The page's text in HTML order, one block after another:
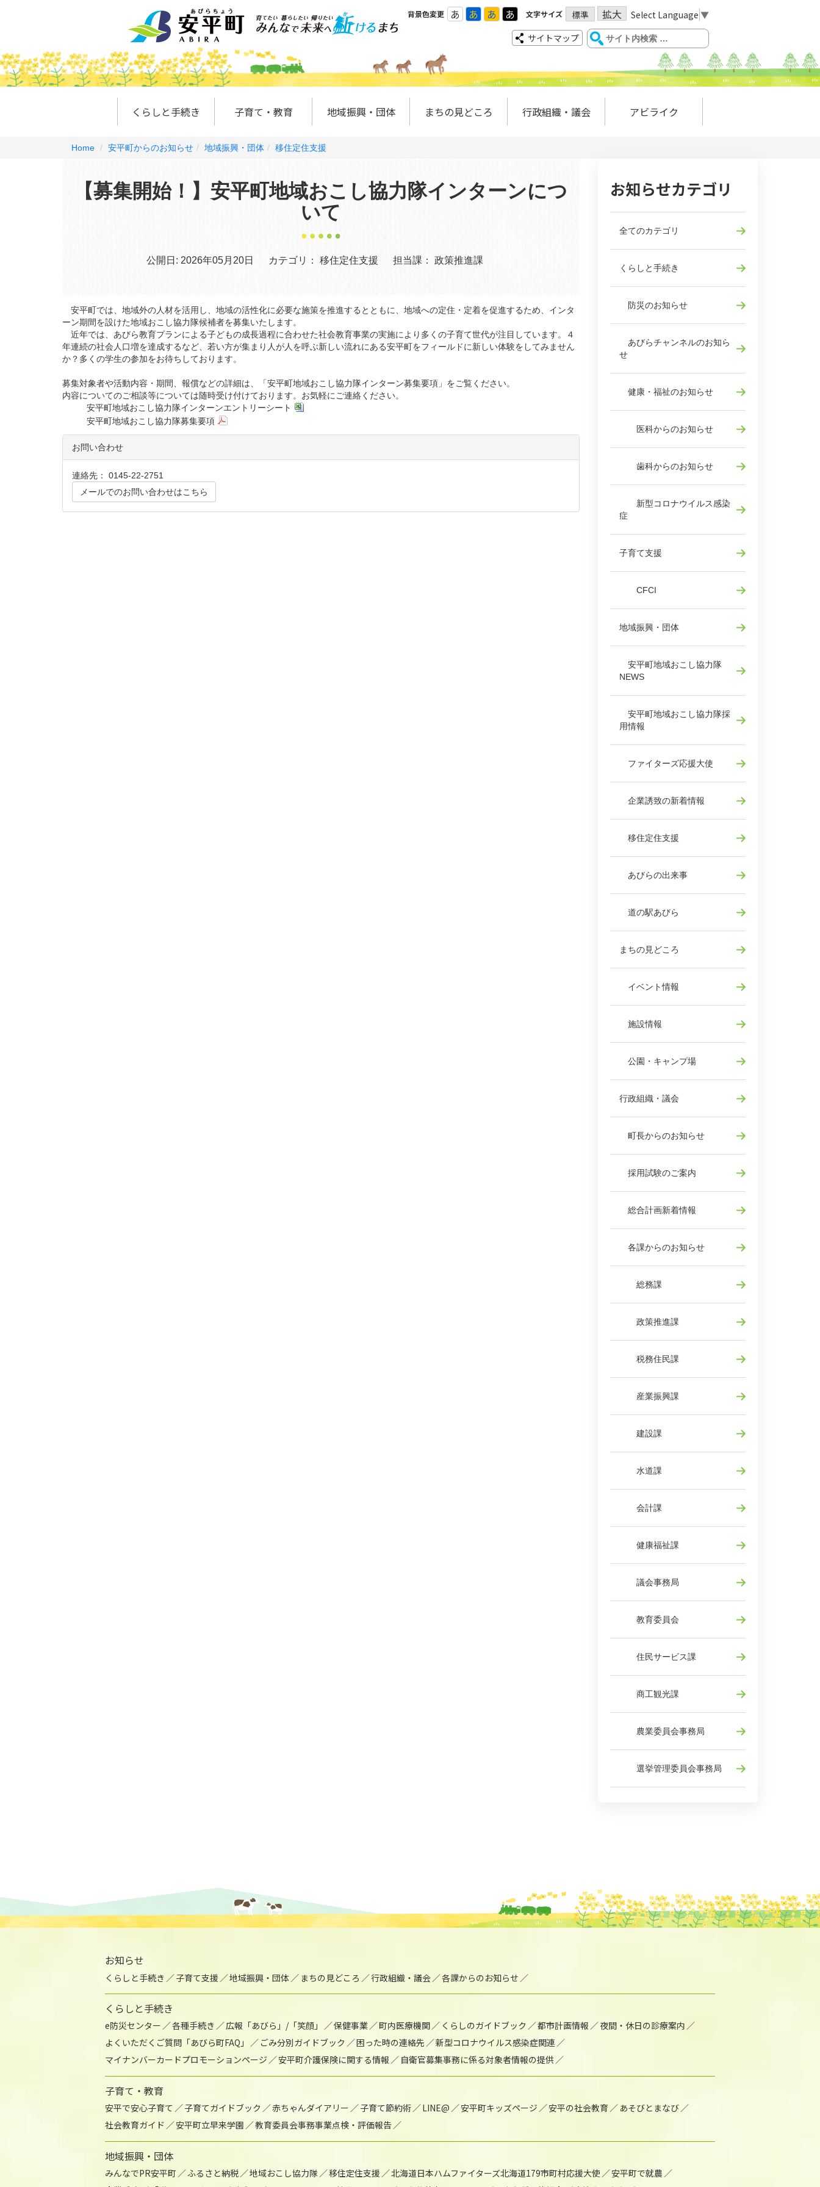
背景色変更 あ あ あ あ 文字サイズ 標準 拡大 Select Language ▼
サイトマップ
くらしと手続き 子育て・教育 地域振興・団体 まちの見どころ 行政組織・議会 アビライク
Home 安平町からのお知らせ 地域振興・団体 移住定住支援
【募集開始！】安平町地域おこし協力隊インターンにつ
いて
公開日: 2026年05月20日 カテゴリ： 移住定住支援 担当課： 政策推進課
安平町では、地域外の人材を活用し、地域の活性化に必要な施策を推進するとともに、地域への定住・定着を促進するため、インタ
ーン期間を設けた地域おこし協力隊候補者を募集いたします。
近年では、あびら教育プランによる子どもの成長過程に合わせた社会教育事業の実施により多くの子育て世代が注目しています。４
年連続の社会人口増を達成するなど、若い方が集まり人が人を呼ぶ新しい流れにある安平町をフィールドに新しい体験をしてみません
か？多くの学生の参加をお待ちしております。
募集対象者や活動内容・期間、報償などの詳細は、「安平町地域おこし協力隊インターン募集要項」をご覧ください。
内容についてのご相談等については随時受け付けております。お気軽にご連絡ください。
安平町地域おこし協力隊インターンエントリーシート
安平町地域おこし協力隊募集要項
お問い合わせ
連絡先： 0145-22-2751
メールでのお問い合わせはこちら
お知らせカテゴリ
全てのカテゴリ
くらしと手続き
防災のお知らせ
あびらチャンネルのお知ら
せ
健康・福祉のお知らせ
医科からのお知らせ
歯科からのお知らせ
新型コロナウイルス感染
症
子育て支援
CFCI
地域振興・団体
安平町地域おこし協力隊
NEWS
安平町地域おこし協力隊採
用情報
ファイターズ応援大使
企業誘致の新着情報
移住定住支援
あびらの出来事
道の駅あびら
まちの見どころ
イベント情報
施設情報
公園・キャンプ場
行政組織・議会
町長からのお知らせ
採用試験のご案内
総合計画新着情報
各課からのお知らせ
総務課
政策推進課
税務住民課
産業振興課
建設課
水道課
会計課
健康福祉課
議会事務局
教育委員会
住民サービス課
商工観光課
農業委員会事務局
選挙管理委員会事務局
お知らせ
くらしと手続き 子育て支援 地域振興・団体 まちの見どころ 行政組織・議会 各課からのお知らせ
くらしと手続き
e防災センター 各種手続き 広報「あびら」/「笑顔」 保健事業 町内医療機関 くらしのガイドブック 都市計画情報
夜間・休日の診療案内
よくいただくご質問「あびら町FAQ」
ごみ分別ガイドブック 困った時の連絡先
新型コロナウイルス感染症関連
マイナンバーカードプロモーションページ
安平町介護保険に関する情報 自衛官募集事務に係る対象者情報の提供
子育て・教育
安平で安心子育て 子育てガイドブック 赤ちゃんダイアリー 子育て節約術 LINE@ 安平町キッズページ 安平の社会教育
あそびとまなび
社会教育ガイド
安平町立早来学園 教育委員会事務事業点検・評価報告
地域振興・団体
みんなでPR安平町 ふるさと納税 地域おこし協力隊 移住定住支援 北海道日本ハムファイターズ北海道179市町村応援大使
安平町で就農